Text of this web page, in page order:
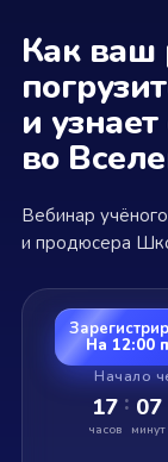
Как ваш
и
во
Вебинар
и продюсера
На 12:00
Начало
17
часов
: 07
минут